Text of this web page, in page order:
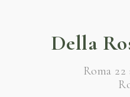
Della
Roma 22